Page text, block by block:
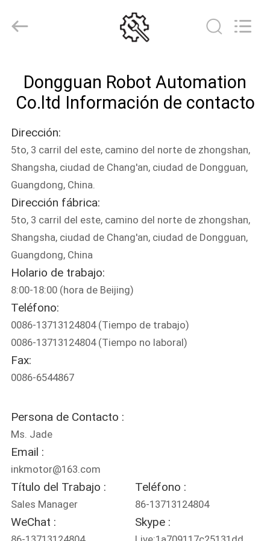
PRODUCTOS
SOBRE
NOSOTROS
VIAJE
DE
LA
FÁBRICA
CONTROL
DE
CALIDAD
ÉNTRENOS
CONTACTO
CON
PIDA
UNA
CITA
tinta
inkkey-
motor.com.
Dongguan Robot Automation
Co.ltd Información de contacto
Dirección:
5to, 3 carril del este, camino del norte de zhongshan,
Shangsha, ciudad de Chang'an, ciudad de Dongguan,
Guangdong, China.
Dirección fábrica:
5to, 3 carril del este, camino del norte de zhongshan,
Shangsha, ciudad de Chang'an, ciudad de Dongguan,
Guangdong, China
Holario de trabajo:
8:00-18:00 (hora de Beijing)
Teléfono:
0086-13713124804(Tiempo de trabajo)
0086-13713124804(Tiempo no laboral)
Fax:
0086-6544867
Persona de Contacto :
Ms. Jade
Email :
inkmotor@163.com
Título del Trabajo :
Sales Manager
Teléfono :
86-13713124804
WeChat : Skype :